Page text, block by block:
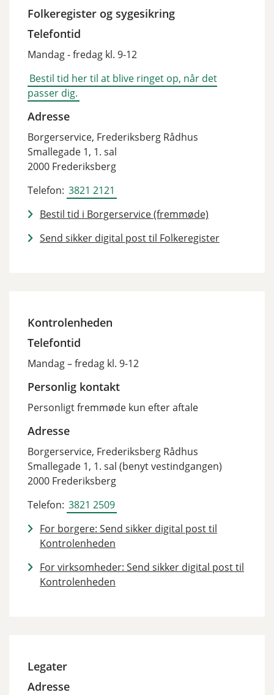
Folkeregister og sygesikring
Telefontid
Mandag - fredag kl. 9-12
Bestil tid her til at blive ringet op, når det
passer dig.
Adresse
Borgerservice, Frederiksberg Rådhus
Smallegade 1, 1. sal
2000 Frederiksberg
Telefon: 3821 2121
Bestil tid i Borgerservice (fremmøde)
Send sikker digital post til Folkeregister
Kontrolenheden
Telefontid
Mandag – fredag kl. 9-12
Personlig kontakt
Personligt fremmøde kun efter aftale
Adresse
Borgerservice, Frederiksberg Rådhus
Smallegade 1, 1. sal (benyt vestindgangen)
2000 Frederiksberg
Telefon: 3821 2509
For borgere: Send sikker digital post til
Kontrolenheden
For virksomheder: Send sikker digital post til
Kontrolenheden
Legater
Adresse